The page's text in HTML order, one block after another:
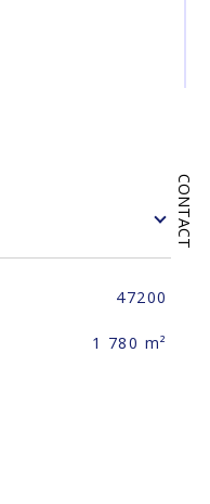
CONTACT
47200
1 780 m²